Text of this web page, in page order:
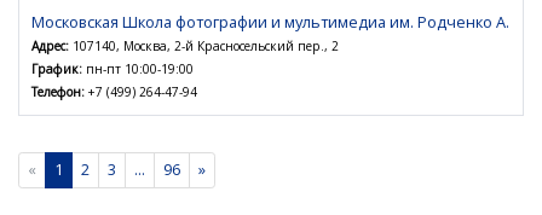
Московская Школа фотографии и мультимедиа им. Родченко А.
Адрес: 107140, Москва, 2-й Красносельский пер., 2
График: пн-пт 10:00-19:00
Телефон: +7 (499) 264-47-94
« 1 2 3 ... 96 »